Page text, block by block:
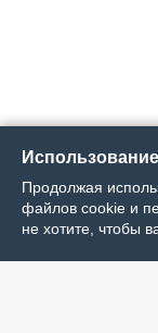
Продолжая
файлов cookie и
не хотите, чтобы